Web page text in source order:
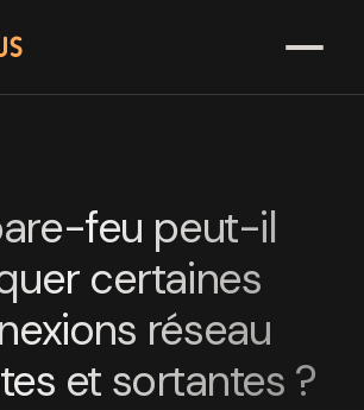
feu peut-il
certaines
réseau
et sortantes ?